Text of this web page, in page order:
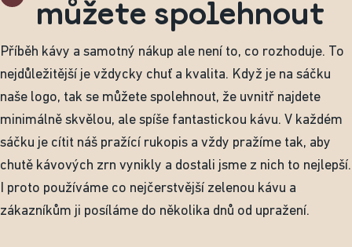
můžete spolehnout
Příběh kávy a samotný nákup ale není to, co rozhoduje. To
nejdůležitější je vždycky chuť a kvalita. Když je na sáčku
naše logo, tak se můžete spolehnout, že uvnitř najdete
minimálně skvělou, ale spíše fantastickou kávu. V každém
sáčku je cítit náš pražící rukopis a vždy pražíme tak, aby
chutě kávových zrn vynikly a dostali jsme z nich to nejlepší.
I proto používáme co nejčerstvější zelenou kávu a
zákazníkům ji posíláme do několika dnů od upražení.